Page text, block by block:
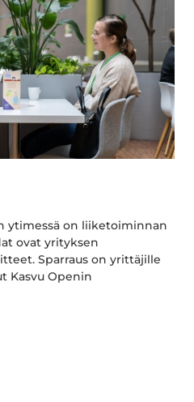
ytimessä on liiketoiminnan
ovat yrityksen
Sparraus on yrittäjille
Kasvu Openin